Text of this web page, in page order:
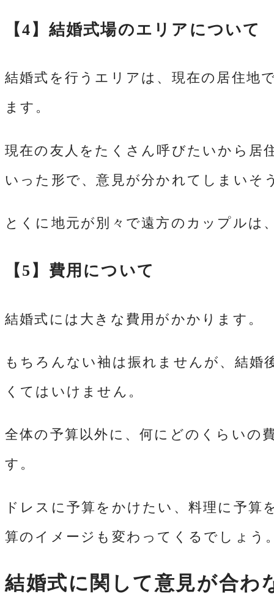
【4】結婚式場のエリアについて
結婚式を行うエリアは、現在の居住地
ます。
現在の友人をたくさん呼びたいから居
いった形で、意見が分かれてしまいそ
とくに地元が別々で遠方のカップル
【5】費用について
結婚式には大きな費用がかかります。
もちろんない袖は振れませんが、結
くてはいけません。
全体の予算以外に、何にどのくらいの
す。
ドレスに予算をかけたい、料理に予
算のイメージも変わってくるでしょう
結婚式に関して意見が合わ